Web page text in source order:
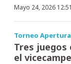
Mayo 24, 2026
Torneo Apertura
Tres
el